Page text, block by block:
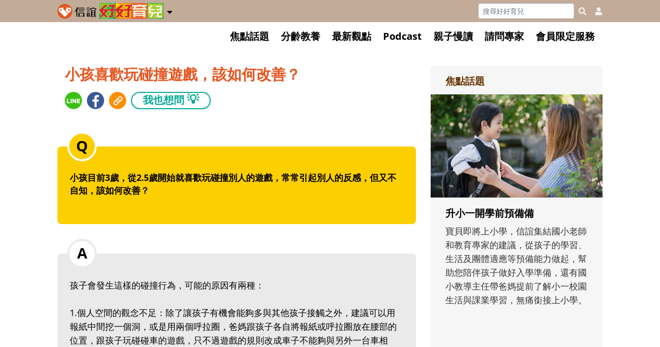
焦點話題 分齡教養 最新觀點 Podcast 親子慢讀 請問專家 會員限定服務
小孩喜歡玩碰撞遊戲，該如何改善？
我也想問 💡
小孩目前3歲，從2.5歲開始就喜歡玩碰撞別人的遊戲，常常引起別人的反感，但又不
自知，該如何改善？
孩子會發生這樣的碰撞行為，可能的原因有兩種：
1.個人空間的觀念不足：除了讓孩子有機會能夠多與其他孩子接觸之外，建議可以用
報紙中間挖一個洞，或是用兩個呼拉圈，爸媽跟孩子各自將報紙或呼拉圈放在腰部的
位置，跟孩子玩碰碰車的遊戲，只不過遊戲的規則改成車子不能夠與另外一台車相
焦點話題
升小一開學前預備備
寶貝即將上小學，信誼集結國小老師
和教育專家的建議，從孩子的學習、
生活及團體適應等預備能力做起，幫
助您陪伴孩子做好入學準備，還有國
小教導主任帶爸媽提前了解小一校園
生活與課業學習，無痛銜接上小學。